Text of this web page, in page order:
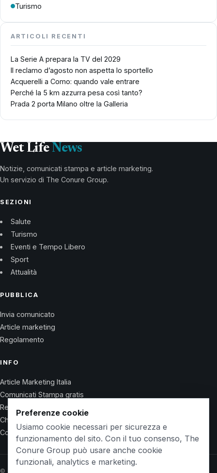
Turismo
ARTICOLI RECENTI
La Serie A prepara la TV del 2029
Il reclamo d’agosto non aspetta lo sportello
Acquerelli a Como: quando vale entrare
Perché la 5 km azzurra pesa così tanto?
Prada 2 porta Milano oltre la Galleria
Wet Life News
Notizie, comunicati stampa e article marketing.
Un servizio di The Conure Group.
SEZIONI
Salute
Turismo
Eventi e Tempo Libero
Sport
Attualità
PUBBLICA
Invia comunicato
Article marketing
Regolamento
INFO
Article Marketing Italia
Comunicati Stampa gratis
Regolamento
Chi Siamo
Contatti
© 2026 Wet Life News · The Conure Group
Preferenze cookie
Usiamo cookie necessari per sicurezza e
funzionamento del sito. Con il tuo consenso, The
Conure Group può usare anche cookie
funzionali, analytics e marketing.